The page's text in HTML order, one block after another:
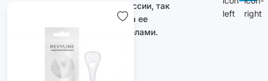
как в России, так
и за ее
пределами.